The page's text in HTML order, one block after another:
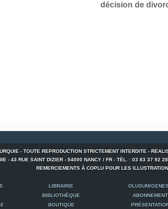
décision de
- TOUTE REPRODUCTION STRICTEMENT INTERDITE -
- 43 RUE SAINT DIZIER - 54000 NANCY / FR - TÉL. : 03 83 37 92
REMERCIEMENTS À COPLU POUR LES
LIBRAIRIE OLUSUM/
BIBLIOTHÈQUE ABONNEMENT
BOUTIQUE